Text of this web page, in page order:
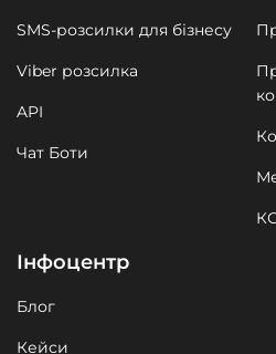
SMS-розсилки для бізнесу
Viber розсилка
API
Чат Боти
Інфоцентр
Блог
Кейси